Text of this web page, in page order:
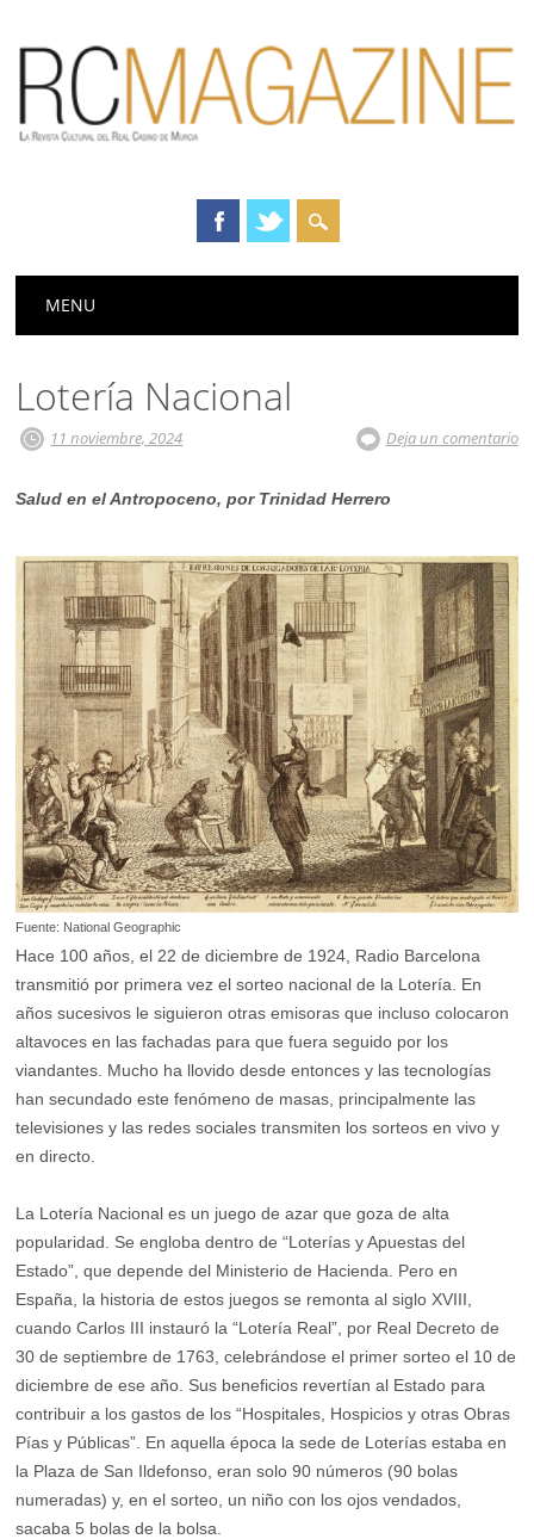
Menú principal
MENU
Lotería Nacional
11 noviembre, 2024 Deja un comentario
Salud en el Antropoceno, por Trinidad Herrero
Fuente: National Geographic
Hace 100 años, el 22 de diciembre de 1924, Radio Barcelona
transmitió por primera vez el sorteo nacional de la Lotería. En
años sucesivos le siguieron otras emisoras que incluso colocaron
altavoces en las fachadas para que fuera seguido por los
viandantes. Mucho ha llovido desde entonces y las tecnologías
han secundado este fenómeno de masas, principalmente las
televisiones y las redes sociales transmiten los sorteos en vivo y
en directo.
La Lotería Nacional es un juego de azar que goza de alta
popularidad. Se engloba dentro de “Loterías y Apuestas del
Estado”, que depende del Ministerio de Hacienda. Pero en
España, la historia de estos juegos se remonta al siglo XVIII,
cuando Carlos III instauró la “Lotería Real”, por Real Decreto de
30 de septiembre de 1763, celebrándose el primer sorteo el 10 de
diciembre de ese año. Sus beneficios revertían al Estado para
contribuir a los gastos de los “Hospitales, Hospicios y otras Obras
Pías y Públicas”. En aquella época la sede de Loterías estaba en
la Plaza de San Ildefonso, eran solo 90 números (90 bolas
numeradas) y, en el sorteo, un niño con los ojos vendados,
sacaba 5 bolas de la bolsa.